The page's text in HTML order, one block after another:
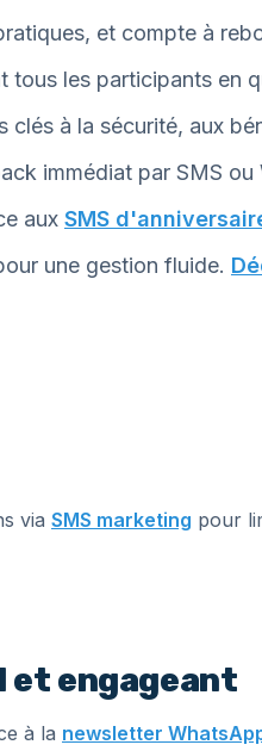
et compte à
tous les participants en
clés à la sécurité, aux
immédiat par SMS ou
aux SMS
une gestion fluide.
via SMS marketing pour
et engageant
à la newsletter